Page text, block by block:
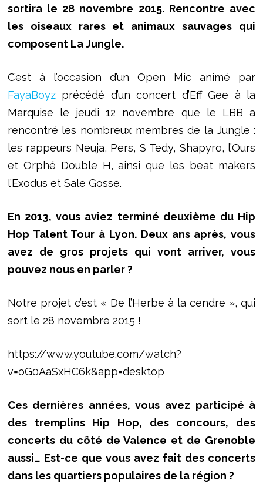
sortira le 28 novembre 2015. Rencontre avec
les oiseaux rares et animaux sauvages qui
composent La Jungle.
C’est à l’occasion d’un Open Mic animé par
FayaBoyz précédé d’un concert d’Eff Gee à la
Marquise le jeudi 12 novembre que le LBB a
rencontré les nombreux membres de la Jungle :
les rappeurs Neuja, Pers, S Tedy, Shapyro, l’Ours
et Orphé Double H, ainsi que les beat makers
l’Exodus et Sale Gosse.
En 2013, vous aviez terminé deuxième du Hip
Hop Talent Tour à Lyon. Deux ans après, vous
avez de gros projets qui vont arriver, vous
pouvez nous en parler ?
Notre projet c’est « De l’Herbe à la cendre », qui
sort le 28 novembre 2015 !
https://www.youtube.com/watch?
v=oG0AaSxHC6k&app=desktop
Ces dernières années, vous avez participé à
des tremplins Hip Hop, des concours, des
concerts du côté de Valence et de Grenoble
aussi… Est-ce que vous avez fait des concerts
dans les quartiers populaires de la région ?